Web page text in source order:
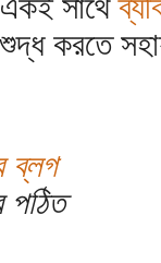
শুদ্ধ করতে
ব্লগ
পঠিত